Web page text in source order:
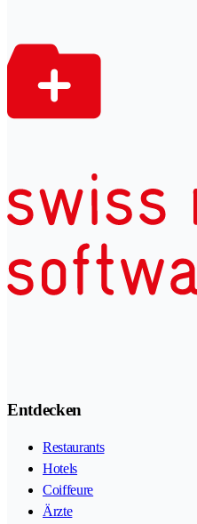
Entdecken
Restaurants
Hotels
Coiffeure
Ärzte